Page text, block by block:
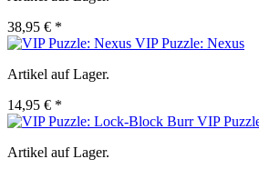
38,95 € *
VIP Puzzle: Nexus
Artikel auf Lager.
14,95 € *
VIP
Artikel auf Lager.